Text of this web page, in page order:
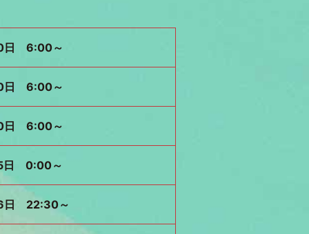
日 6:00～
日 6:00～
日 6:00～
日 0:00～
日 22:30～